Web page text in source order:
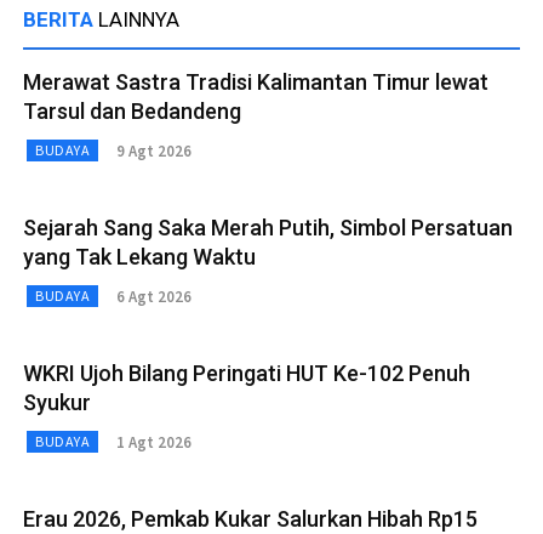
BERITA LAINNYA
Merawat Sastra Tradisi Kalimantan Timur lewat
Tarsul dan Bedandeng
BUDAYA 9 Agt 2026
Sejarah Sang Saka Merah Putih, Simbol Persatuan
yang Tak Lekang Waktu
BUDAYA 6 Agt 2026
WKRI Ujoh Bilang Peringati HUT Ke-102 Penuh
Syukur
BUDAYA 1 Agt 2026
Erau 2026, Pemkab Kukar Salurkan Hibah Rp15